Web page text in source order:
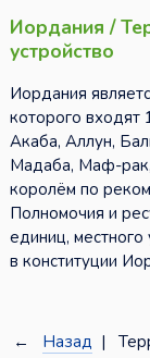
Иордания /
устройство
Иордания
которого входят
Акаба, Аллун,
Мадаба, Маф-рак,
королём по
Полномочия и
единиц, местного
в конституции
← Назад |